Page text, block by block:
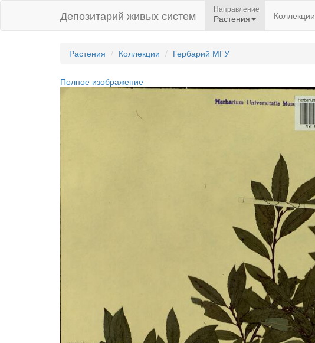
Депозитарий живых систем Направление
Растения Коллекции
Растения Коллекции Гербарий МГУ
Полное изображение